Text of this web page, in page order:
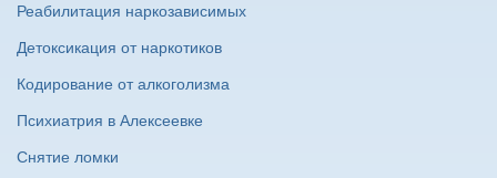
Реабилитация наркозависимых
Детоксикация от наркотиков
Кодирование от алкоголизма
Психиатрия в Алексеевке
Снятие ломки